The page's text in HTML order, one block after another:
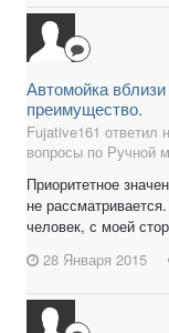
Автомойка
преимущество.
Fujative161 ответил
вопросы по Ручной
Приоритетное
не
человек, с моей
28 Января 2015